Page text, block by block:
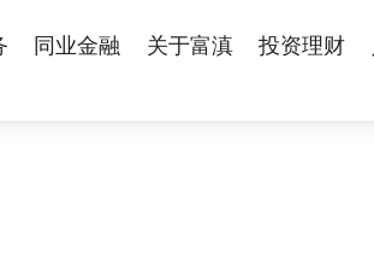
同业金融 关于富滇 投资理财